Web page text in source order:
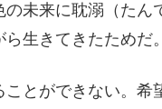
未来に耽溺（た
生きてきたためだ。
とができない。